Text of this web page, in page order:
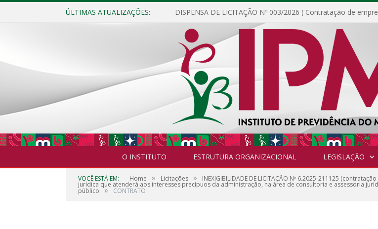
ÚLTIMAS ATUALIZAÇÕES:
O INSTITUTO ESTRUTURA ORGANIZACIONAL LEGISLAÇÃO
VOCÊ ESTÁ EM: Home » Licitações » INEXIGIBILIDADE DE LICITAÇÃO Nº 6.2025-211125
jurídica que atenderá aos interesses precípuos da administração, na área de consultoria e assessoria
público » CONTRATO